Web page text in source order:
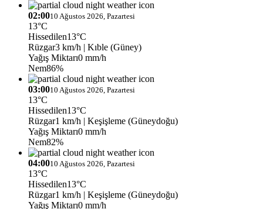
02:0010 Ağustos 2026, Pazartesi
13°C
Hissedilen13°C
Rüzgar3 km/h | Kıble (Güney)
Yağış Miktarı0 mm/h
Nem86%
03:0010 Ağustos 2026, Pazartesi
13°C
Hissedilen13°C
Rüzgar1 km/h | Keşişleme (Güneydoğu)
Yağış Miktarı0 mm/h
Nem82%
04:0010 Ağustos 2026, Pazartesi
13°C
Hissedilen13°C
Rüzgar1 km/h | Keşişleme (Güneydoğu)
Yağış Miktarı0 mm/h